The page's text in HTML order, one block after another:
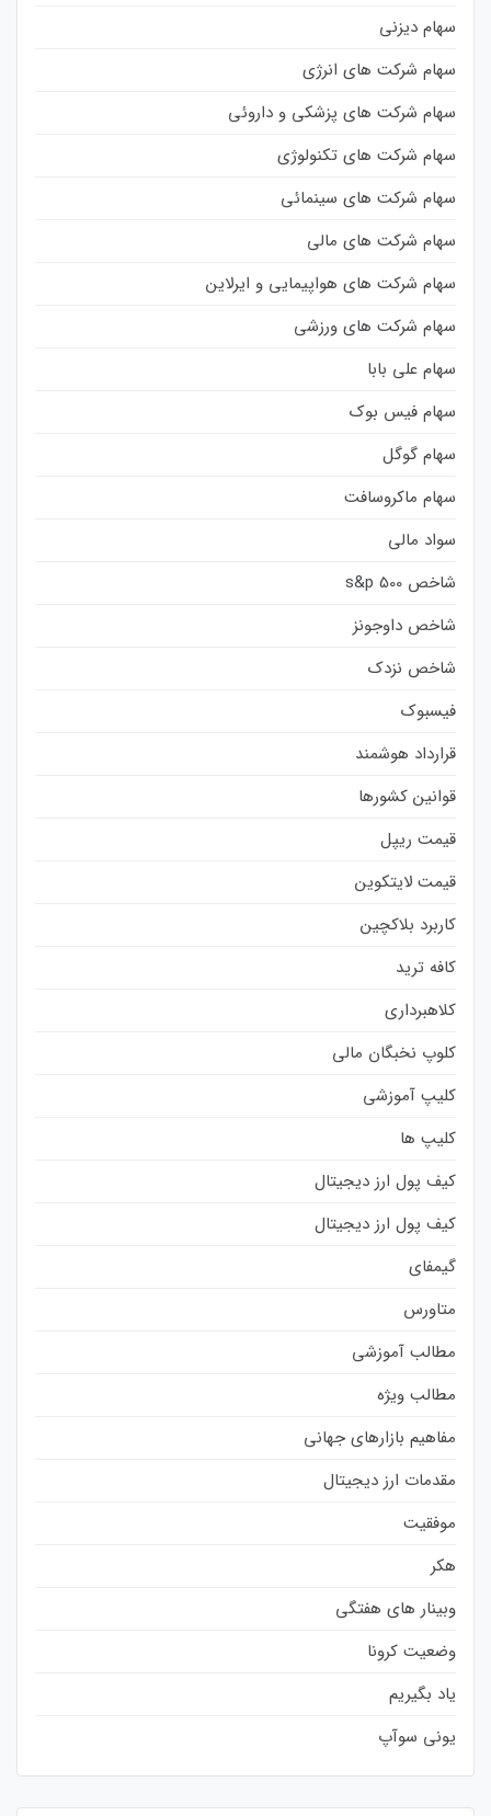
سهام دیزنی
سهام شرکت های انرژی
سهام شرکت های پزشکی و داروئی
سهام شرکت های تکنولوژی
سهام شرکت های سینمائی
سهام شرکت های مالی
سهام شرکت های هواپیمایی و ایرلاین
سهام شرکت های ورزشی
سهام علی بابا
سهام فیس بوک
سهام گوگل
سهام ماکروسافت
سواد مالی
شاخص s&p 500
شاخص داوجونز
شاخص نزدک
فیسبوک
قرارداد هوشمند
قوانین کشورها
قیمت ریپل
قیمت لایتکوین
کاربرد بلاکچین
کافه ترید
کلاهبرداری
کلوپ نخبگان مالی
کلیپ آموزشی
کلیپ ها
کیف پول ارز دیجیتال
کیف پول ارز دیجیتال
گیمفای
متاورس
مطالب آموزشی
مطالب ویژه
مفاهیم بازارهای جهانی
مقدمات ارز دیجیتال
موفقیت
هکر
وبینار های هفتگی
وضعیت کرونا
یاد بگیریم
یونی سوآپ